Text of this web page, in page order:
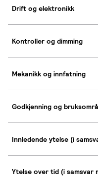
Drift og elektronikk
Kontroller og dimming
Mekanikk og innfatning
Godkjenning og
Innledende ytelse (i
Ytelse over tid (i samsvar